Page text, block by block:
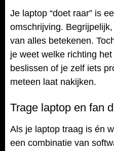
Je laptop “doet raar” is
omschrijving.
van alles betekenen.
je weet welke richting
beslissen of je zelf iets
meteen laat nakijken.
Trage laptop en fan
Als je laptop traag is én
een combinatie van